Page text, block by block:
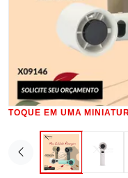
TOQUE EM UMA